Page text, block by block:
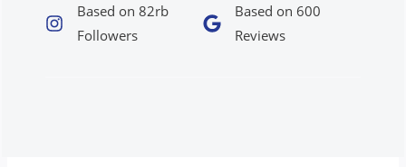
Based on 82rb
Followers​
Based on 600
Reviews​